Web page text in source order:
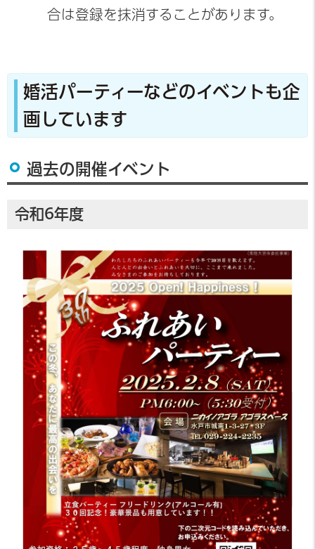
合は登録を抹消することがあります。
婚活パーティーなどのイベントも企
画しています
過去の開催イベント
令和6年度